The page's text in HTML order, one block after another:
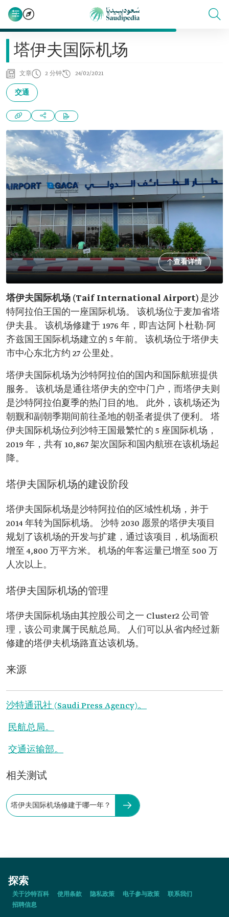
塔伊夫国际机场
文章 2 分钟 24/02/2021
交通
查看详情
塔伊夫国际机场 (Taif International Airport) 是沙
特阿拉伯王国的一座国际机场。 该机场位于麦加省塔
伊夫县。 该机场修建于 1976 年，即吉达阿卜杜勒-阿
齐兹国王国际机场建立的 5 年前。 该机场位于塔伊夫
市中心东北方约 27 公里处。
塔伊夫国际机场为沙特阿拉伯的国内和国际航班提供
服务。 该机场是通往塔伊夫的空中门户，而塔伊夫则
是沙特阿拉伯夏季的热门目的地。 此外，该机场还为
朝觐和副朝季期间前往圣地的朝圣者提供了便利。 塔
伊夫国际机场位列沙特王国最繁忙的 5 座国际机场，
2019 年，共有 10,867 架次国际和国内航班在该机场起
降。
塔伊夫国际机场的建设阶段
塔伊夫国际机场是沙特阿拉伯的区域性机场，并于
2014 年转为国际机场。 沙特 2030 愿景的塔伊夫项目
规划了该机场的开发与扩建，通过该项目，机场面积
增至 4,800 万平方米。 机场的年客运量已增至 500 万
人次以上。
塔伊夫国际机场的管理
塔伊夫国际机场由其控股公司之一 Cluster2 公司管
理，该公司隶属于民航总局。 人们可以从省内经过新
修建的塔伊夫机场路直达该机场。
来源
沙特通讯社 (Saudi Press Agency)。
民航总局。
交通运输部。
相关测试
塔伊夫国际机场修建于哪一年？
探索
关于沙特百科 使用条款 隐私政策 电子参与政策
联系我们
招聘信息